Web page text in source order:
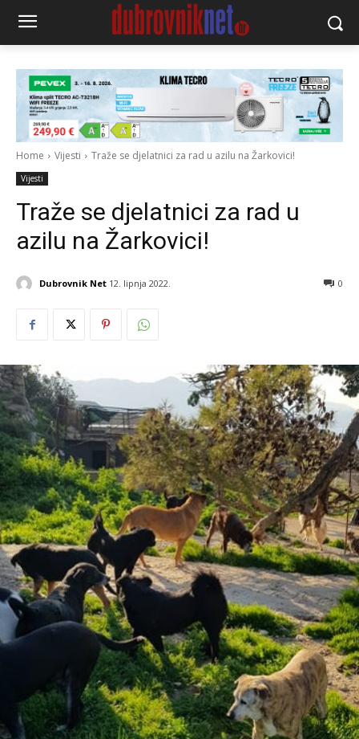
Home Vijesti Traže se djelatnici za rad u azilu na Žarkovici!
Vijesti
Traže se djelatnici za rad u
azilu na Žarkovici!
Dubrovnik Net 12. lipnja 2022. 0